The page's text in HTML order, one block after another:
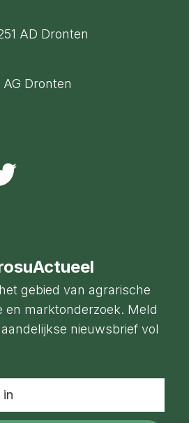
AD Dronten
Dronten
gebied van agrarische
en marktonderzoek. Meld
nieuwsbrief vol